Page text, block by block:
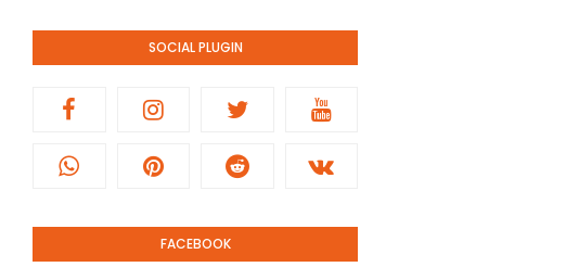
SOCIAL PLUGIN
FACEBOOK